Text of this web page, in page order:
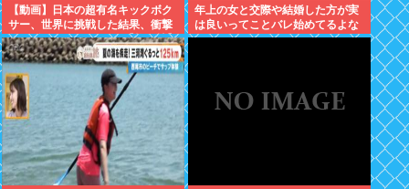
【動画】日本の超有名キックボク
サー、世界に挑戦した結果、衝撃
的KO負けしてしまう。【格闘技】
年上の女と交際や結婚した方が実
は良いってことバレ始めてるよな